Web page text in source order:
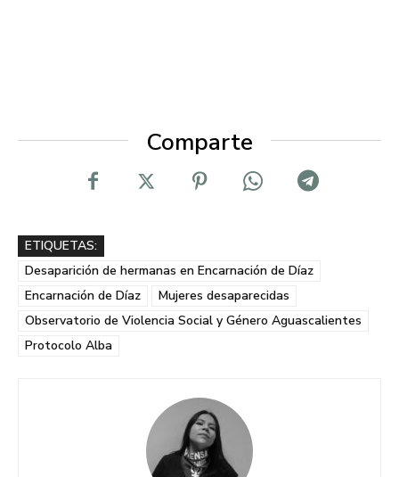
Comparte
ETIQUETAS:
Desaparición de hermanas en Encarnación de Díaz
Encarnación de Díaz
Mujeres desaparecidas
Observatorio de Violencia Social y Género Aguascalientes
Protocolo Alba